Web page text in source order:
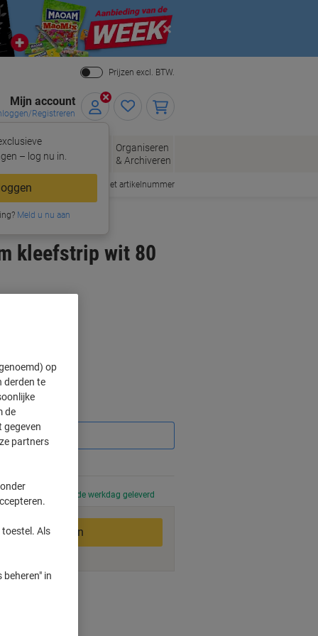
Close
Prijzen excl. BTW.
Mijn account
Registreren
– log nu in.
Meld u nu aan
Kantoorartikelen
Organiseren
& Archiveren
Snel bestellen met artikelnummer
kleefstrip wit 80
uur besteld, volgende werkdag geleverd
In winkelwagen
op
derden te
de
gegeven
partners
Als
in